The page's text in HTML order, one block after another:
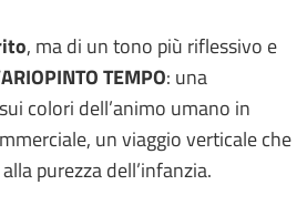
, ma di un tono più riflessivo e
TEMPO: una
colori dell’animo umano in
un viaggio verticale che
purezza dell’infanzia.